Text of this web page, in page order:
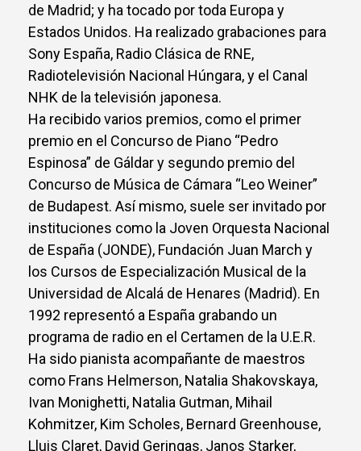
de Madrid; y ha tocado por toda Europa y
Estados Unidos. Ha realizado grabaciones para
Sony España, Radio Clásica de RNE,
Radiotelevisión Nacional Húngara, y el Canal
NHK de la televisión japonesa.
Ha recibido varios premios, como el primer
premio en el Concurso de Piano “Pedro
Espinosa” de Gáldar y segundo premio del
Concurso de Música de Cámara “Leo Weiner”
de Budapest. Así mismo, suele ser invitado por
instituciones como la Joven Orquesta Nacional
de España (JONDE), Fundación Juan March y
los Cursos de Especialización Musical de la
Universidad de Alcalá de Henares (Madrid). En
1992 representó a España grabando un
programa de radio en el Certamen de la U.E.R.
Ha sido pianista acompañante de maestros
como Frans Helmerson, Natalia Shakovskaya,
Ivan Monighetti, Natalia Gutman, Mihail
Kohmitzer, Kim Scholes, Bernard Greenhouse,
Lluis Claret, David Geringas, Janos Starker,